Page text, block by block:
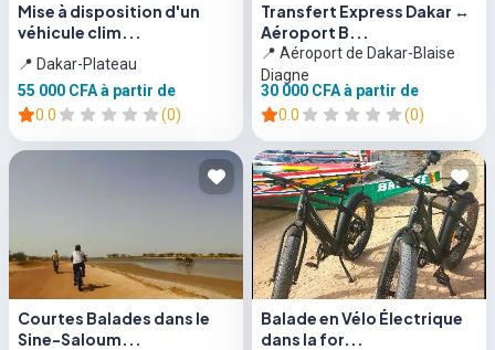
Mise à disposition d'un
véhicule clim...
📍 Dakar-Plateau
55 000 CFAà partir de
0.0
(0)
Transfert Express Dakar ↔
Aéroport B...
📍 Aéroport de Dakar-Blaise
Diagne
30 000 CFAà partir de
0.0
(0)
Courtes Balades dans le
Sine-Saloum...
Balade en Vélo Électrique
dans la for...